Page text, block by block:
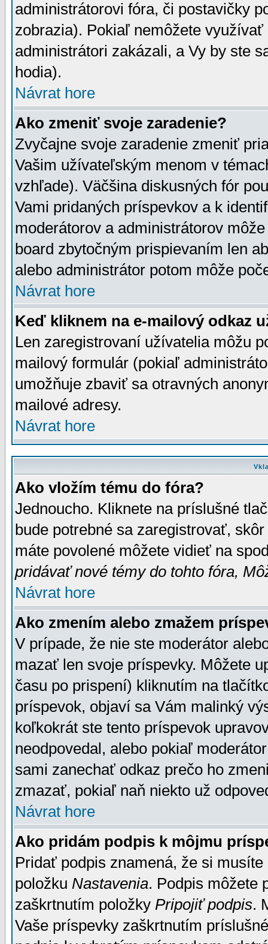
administrátorovi fóra, či postavičky
zobrazia). Pokiaľ nemôžete
administrátori zakázali, a Vy by ste
hodia).
Návrat hore
Ako zmeniť svoje zaradenie?
Zvyčajne svoje zaradenie zmeniť
Vašim užívateľským menom v
vzhľade). Väčšina diskusných fór
Vami pridaných príspevkov a k
moderátorov a administrátorov
board zbytočným prispievaním len
alebo administrátor potom môže
Návrat hore
Keď kliknem na e-mailový odkaz
Len zaregistrovaní užívatelia môžu
mailový formulár (pokiaľ
umožňuje zbaviť sa otravných
mailové adresy.
Návrat hore
Ako vložím tému do fóra?
Jednoucho. Kliknete na príslušné
bude potrebné sa zaregistrovať,
máte povolené môžete vidieť na
pridávať nové témy do tohto fóra,
Návrat hore
Ako zmením alebo zmažem
V prípade, že nie ste moderátor
mazať len svoje príspevky. Môžete
času po prispení) kliknutím na
príspevok, objaví sa Vám malinký
koľkokrát ste tento príspevok
neodpovedal, alebo pokiaľ
sami zanechať odkaz prečo ho
zmazať, pokiaľ naň niekto už
Návrat hore
Ako pridám podpis k môjmu
Pridať podpis znamená, že si
položku Nastavenia. Podpis môžete
zaškrtnutím položky Pripojiť podpis.
Vaše príspevky zaškrtnutím